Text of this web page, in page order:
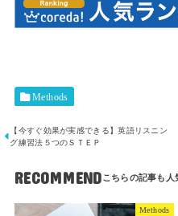
Methods
【今すぐ効果が実感できる】英語リスニン
グ練習法５つのＳＴＥＰ
RECOMMEND
Methods